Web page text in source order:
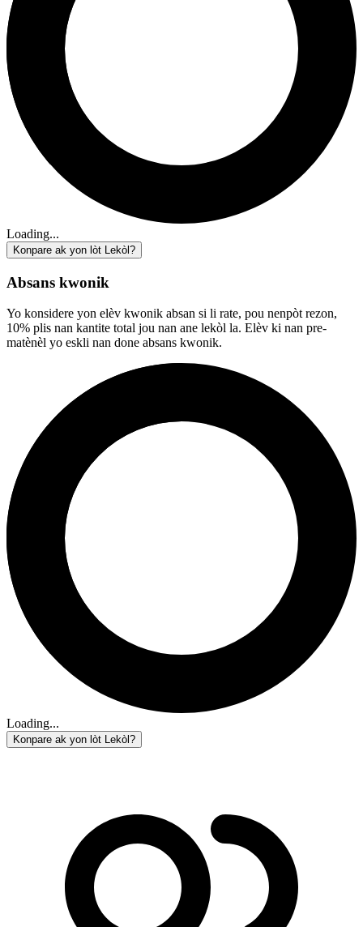
Loading...
Konpare ak yon lòt Lekòl?
Absans kwonik
Yo konsidere yon elèv kwonik absan si li rate, pou nenpòt rezon,
10% plis nan kantite total jou nan ane lekòl la. Elèv ki nan pre-
matènèl yo eskli nan done absans kwonik.
Loading...
Konpare ak yon lòt Lekòl?